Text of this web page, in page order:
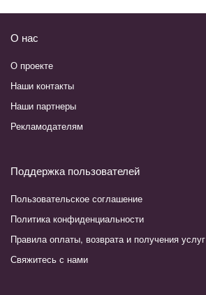
О нас
О проекте
Наши контакты
Наши партнеры
Рекламодателям
Поддержка пользователей
Пользовательское соглашение
Политика конфиденциальности
Правила оплаты, возврата и получения услуг
Свяжитесь с нами